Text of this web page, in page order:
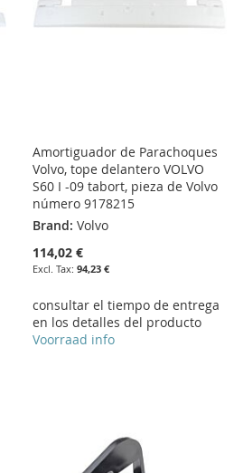
Amortiguador de Parachoques
Volvo, tope delantero VOLVO
S60 I -09 tabort, pieza de Volvo
número 9178215
Brand: Volvo
114,02 €
94,23 €
consultar el tiempo de entrega
en los detalles del producto
Voorraad info